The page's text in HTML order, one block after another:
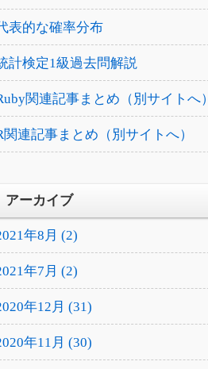
表的な確率分布
計検定1級過去問解説
関連記事まとめ（別サイトへ）
関連記事まとめ（別サイトへ）
アーカイブ
年8月 (2)
年7月 (2)
年12月 (31)
年11月 (30)